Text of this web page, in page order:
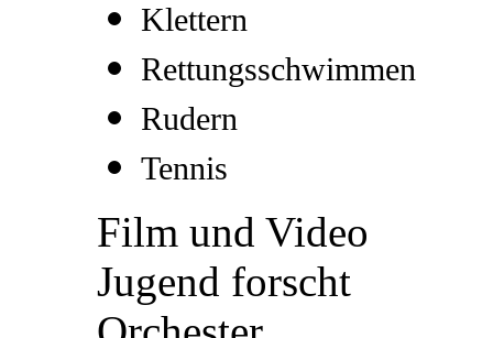
Klettern
Rettungsschwimmen
Rudern
Tennis
Film und Video
Jugend forscht